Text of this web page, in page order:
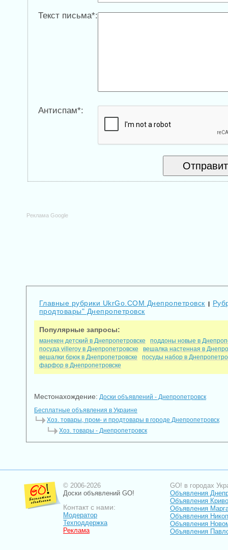
Текст письма*:
Антиспам*:
Реклама Google
Главные рубрики UkrGo.COM Днепропетровск
продтовары" Днепропетровск
Популярные запросы:
манекен детский в Днепропетровске
поддоны новые в
посуда villeroy в Днепропетровске
вешалка настенная в
вешалки брюк в Днепропетровске
посуды набор в
фарфор в Днепропетровске
Местонахождение: Доски объявлений - Днепропетровск
Бесплатные объявления в Украине
Хоз. товары, пром- и продтовары в городе Днепропетровск
Хоз. товары - Днепропетровск
© 2006-2026
Доски объявлений GO!
Контакт с нами:
Модератор
Техподдержка
Реклама
GO! в городах
Объявления
Объявления
Объявления
Объявления
Объявления
Объявления